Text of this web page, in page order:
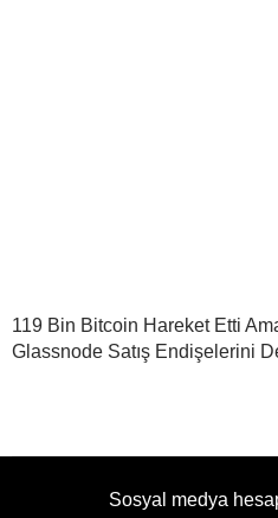
119 Bin Bitcoin Hareket Etti
Glassnode Satış Endişelerini
Sosyal medya